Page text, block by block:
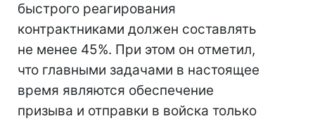
быстрого реагирования
контрактниками должен составлять
не менее 45%. При этом он отметил,
что главными задачами в настоящее
время являются обеспечение
призыва и отправки в войска только